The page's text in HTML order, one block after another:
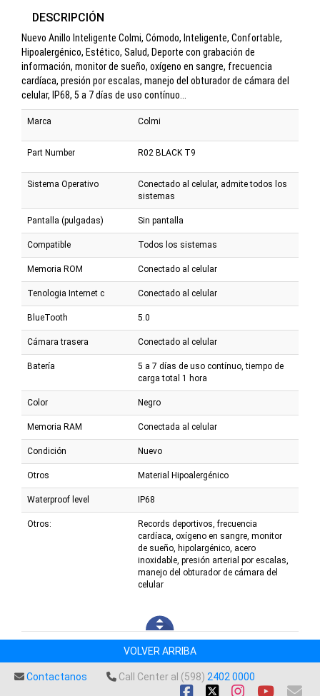
DESCRIPCIÓN
Nuevo Anillo Inteligente Colmi, Cómodo, Inteligente, Confortable,
Hipoalergénico, Estético, Salud, Deporte con grabación de
información, monitor de sueño, oxígeno en sangre, frecuencia
cardíaca, presión por escalas, manejo del obturador de cámara del
celular, IP68, 5 a 7 días de uso contínuo...
Marca Colmi
Part Number R02 BLACK T9
Sistema Operativo
Conectado al celular, admite todos los
sistemas
Pantalla (pulgadas) Sin pantalla
Compatible Todos los sistemas
Memoria ROM Conectado al celular
Tenologia Internet c Conectado al celular
BlueTooth 5.0
Cámara trasera Conectado al celular
Batería
5 a 7 días de uso contínuo, tiempo de
carga total 1 hora
Color Negro
Memoria RAM Conectada al celular
Condición Nuevo
Otros Material Hipoalergénico
Waterproof level IP68
Otros:
Records deportivos, frecuencia
cardíaca, oxígeno en sangre, monitor
de sueño, hipolargénico, acero
inoxidable, presión arterial por escalas,
manejo del obturador de cámara del
celular
VOLVER ARRIBA
Contactanos Call Center al (598) 2402 0000